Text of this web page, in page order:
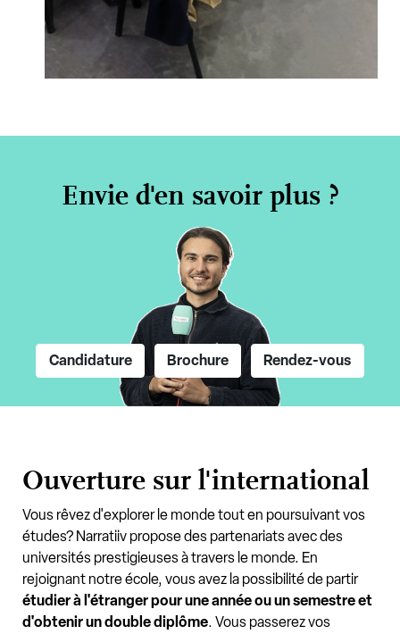
Envie d'en savoir plus ?
Candidature Brochure Rendez-vous
Ouverture sur l'international
Vous rêvez d'explorer le monde tout en poursuivant vos
études? Narratiiv propose des partenariats avec des
universités prestigieuses à travers le monde. En
rejoignant notre école, vous avez la possibilité de partir
étudier à l'étranger pour une année ou un semestre et
d'obtenir un double diplôme. Vous passerez vos